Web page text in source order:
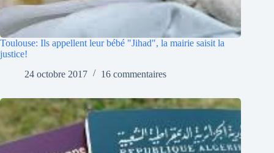
Toulouse: Ils appellent leur bébé "Jihad", la mairie saisit la
justice!
24 octobre 2017
16 commentaires